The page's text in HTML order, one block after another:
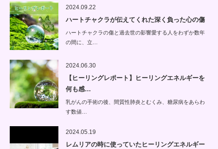
2024.09.22
ハートチャクラが伝えてくれた深く負った心の傷
ハートチャクラの傷と過去世の影響愛する人をわずか数年
の間に、立…
2024.06.30
【ヒーリングレポート】ヒーリングエネルギーを
何も感…
乳がんの手術の後、間質性肺炎とむくみ、糖尿病をあらわ
す数値…
2024.05.19
レムリアの時に使っていたヒーリングエネルギー